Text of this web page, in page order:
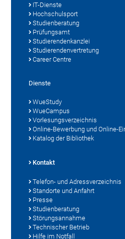
IT-Dienste
Hochschulsport
Studienberatung
Prüfungsamt
Studierendenkanzlei
Studierendenvertretung
Career Centre
Dienste
WueStudy
WueCampus
Vorlesungsverzeichnis
Online-Bewerbung und Online-
Katalog der Bibliothek
Kontakt
Telefon- und Adressverzeichnis
Standorte und Anfahrt
Presse
Studienberatung
Störungsannahme
Technischer Betrieb
Hilfe im Notfall